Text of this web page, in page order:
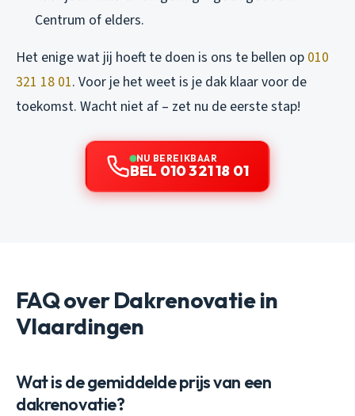
Centrum of elders.
Het enige wat jij hoeft te doen is ons te bellen op 010
321 18 01. Voor je het weet is je dak klaar voor de
toekomst. Wacht niet af – zet nu de eerste stap!
NU BEREIKBAAR
BEL 010 321 18 01
FAQ over Dakrenovatie in
Vlaardingen
Wat is de gemiddelde prijs van een
dakrenovatie?